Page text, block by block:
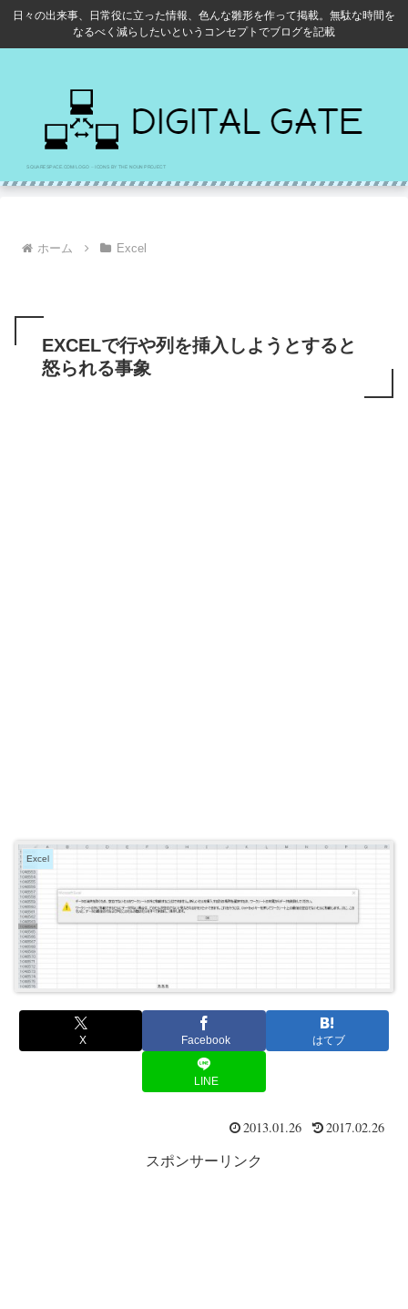
日々の出来事、日常役に立った情報、色んな雛形を作って掲載。無駄な時間を
なるべく減らしたいというコンセプトでブログを記載
ホーム Excel
EXCELで行や列を挿入しようとすると
怒られる事象
Excel
X Facebook はてブ
LINE
2013.01.26 2017.02.26
スポンサーリンク